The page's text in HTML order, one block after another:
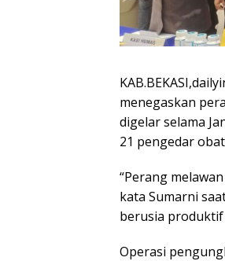
menegaskan
digelar selama
21 pengedar
“Perang
kata Sumarni
berusia produktif
Operasi